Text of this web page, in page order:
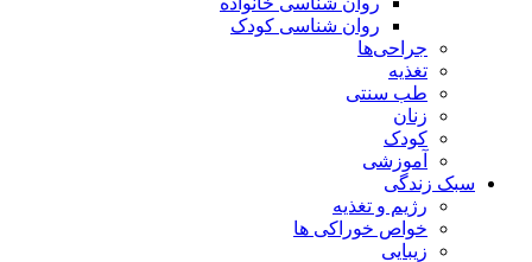
روان شناسی کودک
جراحی‌ها
تغذیه
طب سنتی
زنان
کودک
آموزشی
سبک زندگی
رژیم و تغذیه
خواص خوراکی ها
زیبایی